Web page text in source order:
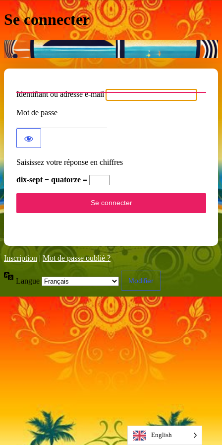
Se connecter
Identifiant ou adresse e-mail
Mot de passe
Saisissez votre réponse en chiffres
dix-sept − quatorze =
Inscription | Mot de passe oublié ?
Langue
English